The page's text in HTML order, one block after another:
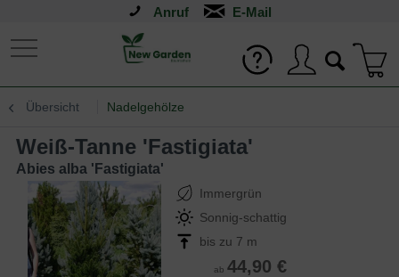
Anruf
Übersicht Nadelgehölze
Weiß-Tanne 'Fastigiata'
Abies alba 'Fastigiata'
Immergrün
Sonnig-schattig
bis zu 7 m
ab 44,90 €